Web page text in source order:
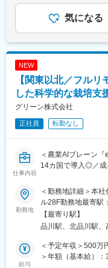
マネジメント
管理職として、SE
あくまでも一例で
変更の範囲：会社の
状況に対し、金融
の課題を「共同化
ています。個々の
体で知見とリソース
可能で強靭な防御
・特に、地域金融機
域活性化に向けた役
数料ビジネスのその
がら、地域における
がある中、金利ある
中、粘着性の高い
おります。
・セキュリティ対応
・担当する金融機
ら、あるべき姿（
でを一気通貫でリー
や実現方式をわか
あくまでも目安の
ります。月給(月額
気になる
NEW
【関東以北／フル
した科学的な栽培支
グリーン株式会社
正社員 転勤なし
仕事内容
＜農業AIブレーン
14カ国で導入◎／成
るポジション＞
■業務内容：
営業チームが開拓
た栽培支援・技術支
お客様の栽培課題
行い、増収や品質
（セールスエンジ
勤務地
＜勤務地詳細＞本
ル28F勤務地最寄駅
禁煙変更の範囲：
【最寄り駅】
品川駅、北品川駅、
給与
＜予定年収＞500万
＞年額（基本給）